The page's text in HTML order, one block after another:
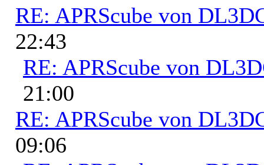
RE: APRScube von
22:43
RE: APRScube von
21:00
RE: APRScube von
09:06